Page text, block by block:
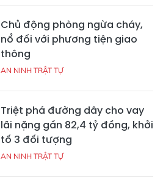
Chủ động phòng ngừa cháy,
nổ đối với phương tiện giao
thông
AN NINH TRẬT TỰ
Triệt phá đường dây cho vay
lãi nặng gần 82,4 tỷ đồng, khởi
tố 3 đối tượng
AN NINH TRẬT TỰ